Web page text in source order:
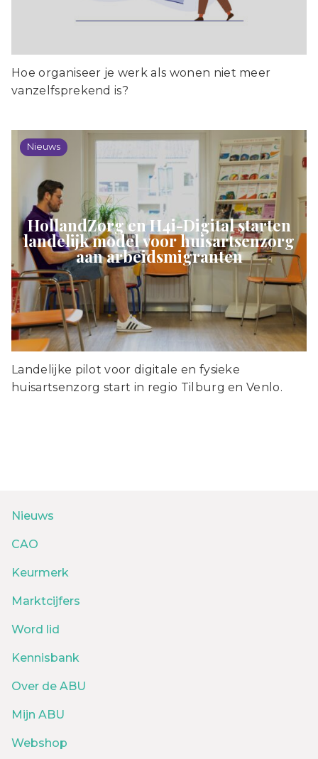
Hoe organiseer je werk als wonen niet meer
vanzelfsprekend is?
Nieuws
HollandZorg en H4i-Digital starten
landelijk model voor huisartsenzorg
aan arbeidsmigranten
Landelijke pilot voor digitale en fysieke
huisartsenzorg start in regio Tilburg en Venlo.
Nieuws
CAO
Keurmerk
Marktcijfers
Word lid
Kennisbank
Over de ABU
Mijn ABU
Webshop